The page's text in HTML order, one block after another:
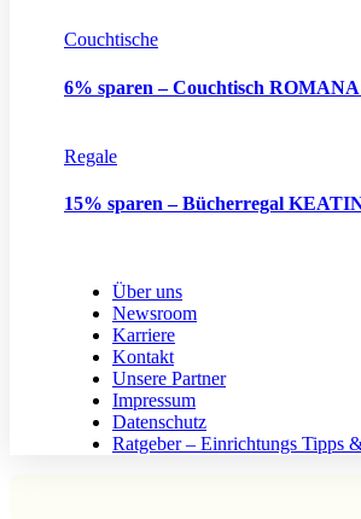
Couchtische
6% sparen – Couchtisch ROMANA
Regale
15% sparen – Bücherregal
Über uns
Newsroom
Karriere
Kontakt
Unsere Partner
Impressum
Datenschutz
Ratgeber – Einrichtungs Tipps